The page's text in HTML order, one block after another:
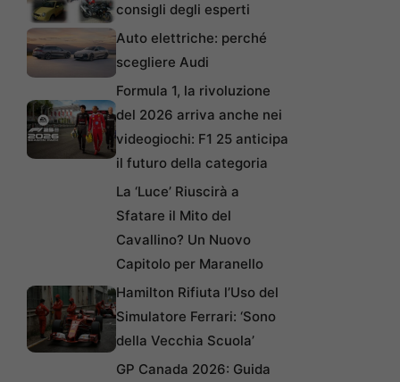
consigli degli esperti
Auto elettriche: perché
scegliere Audi
Formula 1, la rivoluzione
del 2026 arriva anche nei
videogiochi: F1 25 anticipa
il futuro della categoria
La ‘Luce’ Riuscirà a
Sfatare il Mito del
Cavallino? Un Nuovo
Capitolo per Maranello
Hamilton Rifiuta l’Uso del
Simulatore Ferrari: ‘Sono
della Vecchia Scuola’
GP Canada 2026: Guida